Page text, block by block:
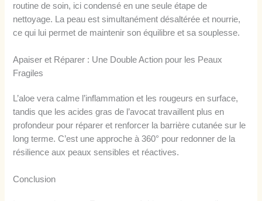
routine de soin, ici condensé en une seule étape de
nettoyage. La peau est simultanément désaltérée et nourrie,
ce qui lui permet de maintenir son équilibre et sa souplesse.
Apaiser et Réparer : Une Double Action pour les Peaux
Fragiles
L’aloe vera calme l’inflammation et les rougeurs en surface,
tandis que les acides gras de l’avocat travaillent plus en
profondeur pour réparer et renforcer la barrière cutanée sur le
long terme. C’est une approche à 360° pour redonner de la
résilience aux peaux sensibles et réactives.
Conclusion